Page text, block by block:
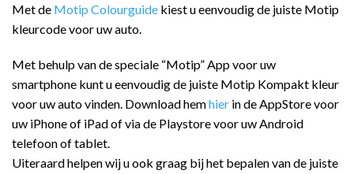
Met de Motip Colourguide kiest u eenvoudig de juiste Motip
kleurcode voor uw auto.
Met behulp van de speciale “Motip” App voor uw
smartphone kunt u eenvoudig de juiste Motip Kompakt kleur
voor uw auto vinden. Download hemhier in de AppStore voor
uw iPhone of iPad of via de Playstore voor uw Android
telefoon of tablet.
Uiteraard helpen wij u ook graag bij het bepalen van de juiste